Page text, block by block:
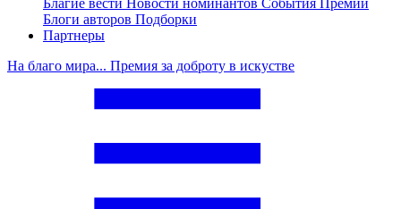
Благие вести Новости номинантов События Премии
Блоги авторов Подборки
Партнеры
На благо мира... Премия за доброту в искустве